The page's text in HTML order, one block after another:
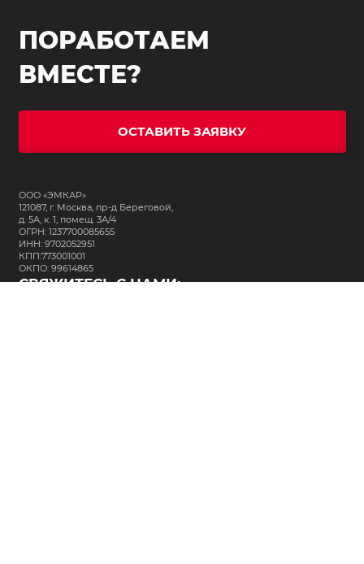
ПОРАБОТАЕМ
ВМЕСТЕ?
ОСТАВИТЬ ЗАЯВКУ
ООО «ЭМКАР»
121087, г. Москва, пр-д Береговой,
д. 5А, к. 1, помещ. 3А/4
ОГРН: 1237700085655
ИНН: 9702052951
КПП:773001001
ОКПО: 99614865
СВЯЖИТЕСЬ С НАМИ: